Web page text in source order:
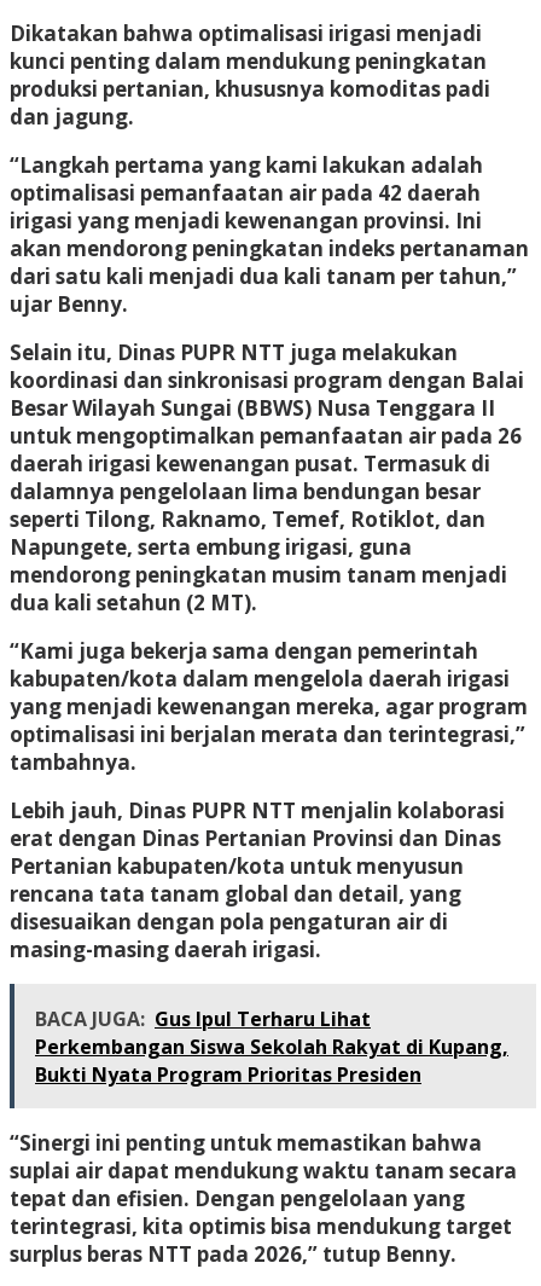
Dikatakan bahwa optimalisasi irigasi menjadi
kunci penting dalam mendukung peningkatan
produksi pertanian, khususnya komoditas padi
dan jagung.
“Langkah pertama yang kami lakukan adalah
optimalisasi pemanfaatan air pada 42 daerah
irigasi yang menjadi kewenangan provinsi. Ini
akan mendorong peningkatan indeks pertanaman
dari satu kali menjadi dua kali tanam per tahun,”
ujar Benny.
Selain itu, Dinas PUPR NTT juga melakukan
koordinasi dan sinkronisasi program dengan Balai
Besar Wilayah Sungai (BBWS) Nusa Tenggara II
untuk mengoptimalkan pemanfaatan air pada 26
daerah irigasi kewenangan pusat. Termasuk di
dalamnya pengelolaan lima bendungan besar
seperti Tilong, Raknamo, Temef, Rotiklot, dan
Napungete, serta embung irigasi, guna
mendorong peningkatan musim tanam menjadi
dua kali setahun (2 MT).
“Kami juga bekerja sama dengan pemerintah
kabupaten/kota dalam mengelola daerah irigasi
yang menjadi kewenangan mereka, agar program
optimalisasi ini berjalan merata dan terintegrasi,”
tambahnya.
Lebih jauh, Dinas PUPR NTT menjalin kolaborasi
erat dengan Dinas Pertanian Provinsi dan Dinas
Pertanian kabupaten/kota untuk menyusun
rencana tata tanam global dan detail, yang
disesuaikan dengan pola pengaturan air di
masing-masing daerah irigasi.
BACA JUGA: Gus Ipul Terharu Lihat
Perkembangan Siswa Sekolah Rakyat di Kupang,
Bukti Nyata Program Prioritas Presiden
“Sinergi ini penting untuk memastikan bahwa
suplai air dapat mendukung waktu tanam secara
tepat dan efisien. Dengan pengelolaan yang
terintegrasi, kita optimis bisa mendukung target
surplus beras NTT pada 2026,” tutup Benny.